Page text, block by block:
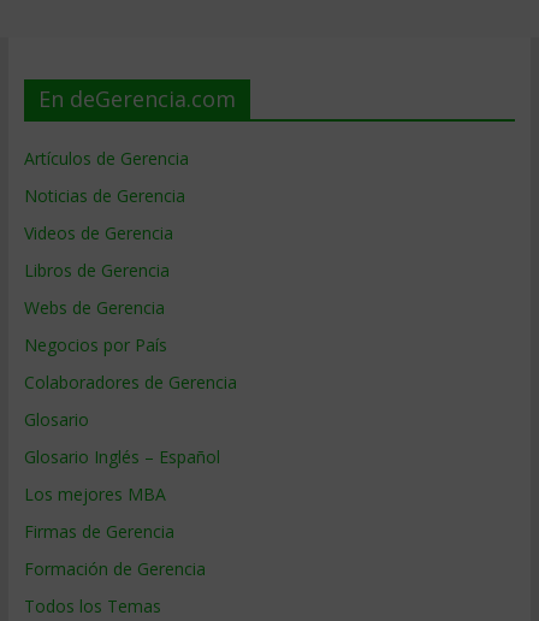
En deGerencia.com
Artículos de Gerencia
Noticias de Gerencia
Videos de Gerencia
Libros de Gerencia
Webs de Gerencia
Negocios por País
Colaboradores de Gerencia
Glosario
Glosario Inglés – Español
Los mejores MBA
Firmas de Gerencia
Formación de Gerencia
Todos los Temas